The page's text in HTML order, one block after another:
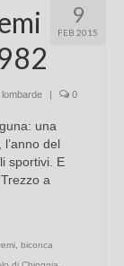
9
FEB 2015
| 0
una
del
sportivi. E
a
biconca